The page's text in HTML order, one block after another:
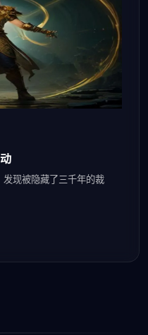
现被隐藏了三千年的裁